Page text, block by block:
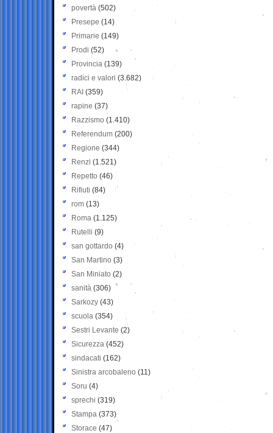
povertà (502)
Presepe (14)
Primarie (149)
Prodi (52)
Provincia (139)
radici e valori (3.682)
RAI (359)
rapine (37)
Razzismo (1.410)
Referendum (200)
Regione (344)
Renzi (1.521)
Repetto (46)
Rifiuti (84)
rom (13)
Roma (1.125)
Rutelli (9)
san gottardo (4)
San Martino (3)
San Miniato (2)
sanità (306)
Sarkozy (43)
scuola (354)
Sestri Levante (2)
Sicurezza (452)
sindacati (162)
Sinistra arcobaleno (11)
Soru (4)
sprechi (319)
Stampa (373)
Storace (47)